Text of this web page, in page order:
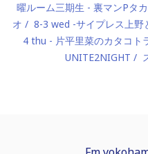
曜ルーム三期生 - 裏マンPタ
オ
8-3 wed -サイプレス上野
4 thu - 片平里菜のカタコト
UNITE2NIGHT